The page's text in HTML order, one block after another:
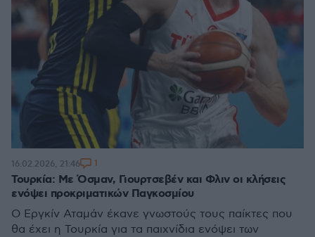
Τουρκία: Με Όσμαν, Γιουρτσεβέν και Φλιν οι κλήσεις
ενόψει προκριματικών Παγκοσμίου
Ο Eργκίν Αταμάν έκανε γνωστούς τους παίκτες που
θα έχει η Τουρκία για τα παιχνίδια ενόψει των
16.02.2026, 21:46 1